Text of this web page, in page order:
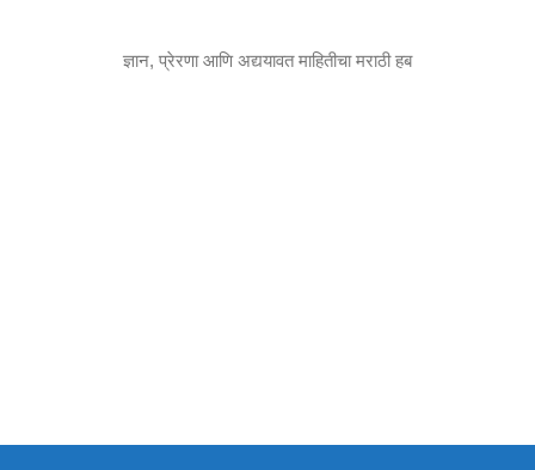
ज्ञान, प्रेरणा आणि अद्ययावत माहितीचा मराठी हब